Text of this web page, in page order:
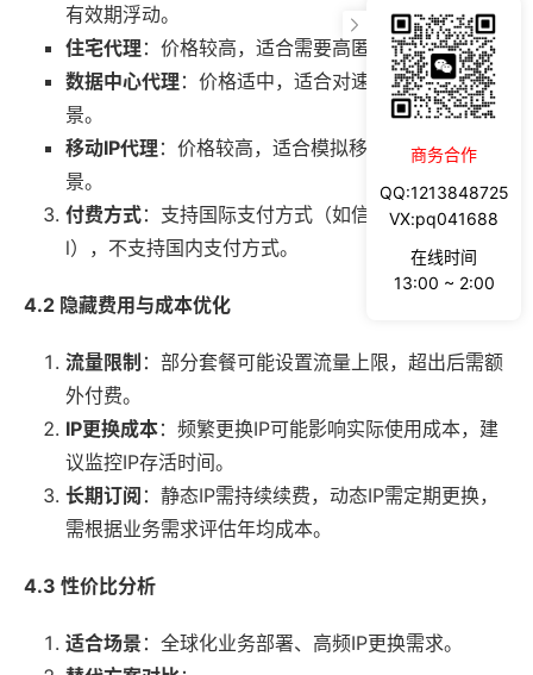
有效期浮动。
住宅代理 ：价格较高，适合需要高匿名性的场景。
数据中心代理 ：价格适中，适合对速度要求高的场
景。
移动IP代理 ：价格较高，适合模拟移动设备访问的场
景。
付费方式：支持国际支付方式（如信用卡、PayPa
l），不支持国内支付方式。
4.2 隐藏费用与成本优化
流量限制 ：部分套餐可能设置流量上限，超出后需额
外付费。
IP更换成本：频繁更换IP可能影响实际使用成本，建
议监控IP存活时间。
长期订阅 ：静态IP需持续续费，动态IP需定期更换，
需根据业务需求评估年均成本。
4.3 性价比分析
适合场景 ：全球化业务部署、高频IP更换需求。
商务合作
QQ:1213848725
VX:pq041688
在线时间
13:00 ~ 2:00